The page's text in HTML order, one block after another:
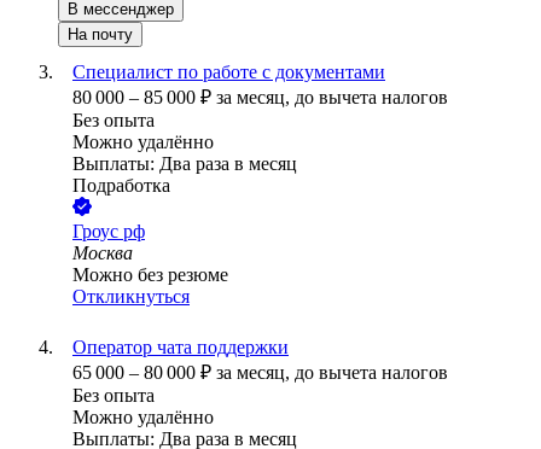
В мессенджер
На почту
Специалист по работе с документами
80 000 – 85 000 ₽ за месяц, до вычета налогов
Без опыта
Можно удалённо
Выплаты: Два раза в месяц
Подработка
Гроус рф
Москва
Можно без резюме
Откликнуться
Оператор чата поддержки
65 000 – 80 000 ₽ за месяц, до вычета налогов
Без опыта
Можно удалённо
Выплаты: Два раза в месяц